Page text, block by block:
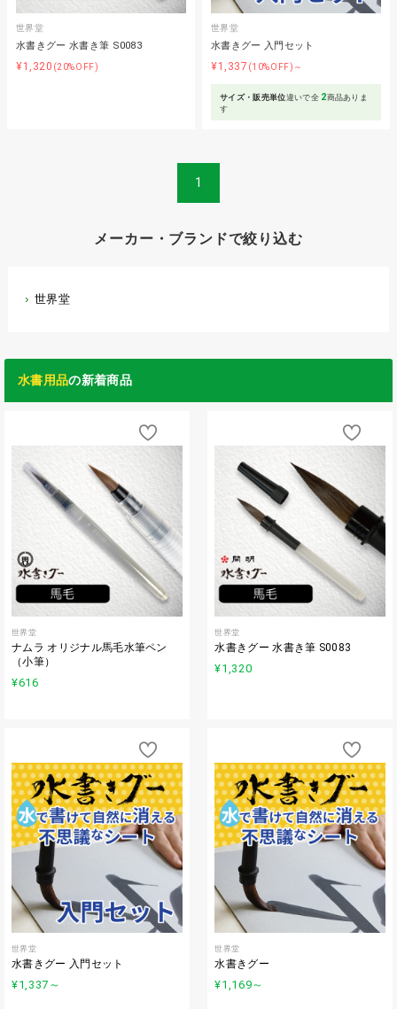
世界堂
水書きグー 水書き筆 S0083
¥1,320 (20%OFF)
世界堂
水書きグー 入門セット
¥1,337 (10%OFF)～
サイズ・販売単位違いで全 2商品ありま
す
1
メーカー・ブランドで絞り込む
世界堂
水書用品の新着商品
世界堂
ナムラ オリジナル馬毛水筆ペン
（小筆）
¥616
世界堂
水書きグー 水書き筆 S0083
¥1,320
世界堂
水書きグー 入門セット
¥1,337 ～
世界堂
水書きグー
¥1,169～